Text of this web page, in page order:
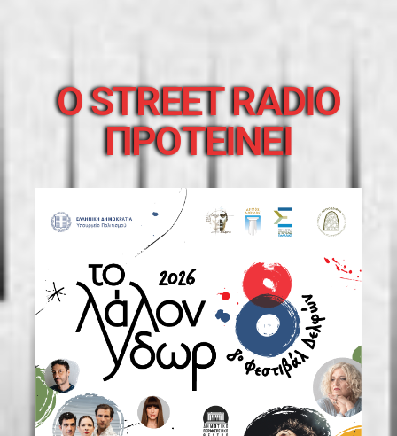
O STREET RADIO
ΠΡΟΤΕΙΝΕΙ